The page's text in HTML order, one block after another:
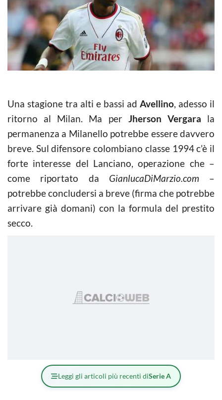
Una stagione tra alti e bassi ad Avellino, adesso il
ritorno al Milan. Ma per Jherson Vergara la
permanenza a Milanello potrebbe essere davvero
breve. Sul difensore colombiano classe 1994 c’è il
forte interesse del Lanciano, operazione che –
come riportato da GianlucaDiMarzio.com –
potrebbe concludersi a breve (firma che potrebbe
arrivare già domani) con la formula del prestito
secco.
Leggi gli articoli più recenti diSerie A